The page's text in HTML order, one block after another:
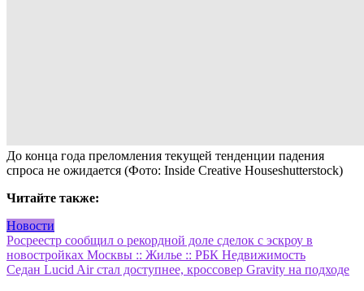
До конца года преломления текущей тенденции падения
спроса не ожидается (Фото: Inside Creative Houseshutterstock)
Читайте также:
Новости
Навигация
по
Росреестр сообщил о рекордной доле сделок с эскроу в
новостройках Москвы :: Жилье :: РБК Недвижимость
Седан Lucid Air стал доступнее, кроссовер Gravity на подходе